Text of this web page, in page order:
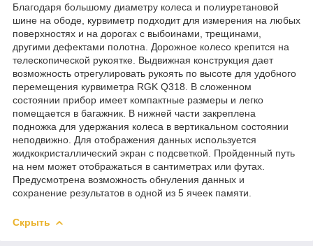
Благодаря большому диаметру колеса и полиуретановой
шине на ободе, курвиметр подходит для измерения на любых
поверхностях и на дорогах с выбоинами, трещинами,
другими дефектами полотна. Дорожное колесо крепится на
телескопической рукоятке. Выдвижная конструкция дает
возможность отрегулировать рукоять по высоте для удобного
перемещения курвиметра RGK Q318. В сложенном
состоянии прибор имеет компактные размеры и легко
помещается в багажник. В нижней части закреплена
подножка для удержания колеса в вертикальном состоянии
неподвижно. Для отображения данных используется
жидкокристаллический экран с подсветкой. Пройденный путь
на нем может отображаться в сантиметрах или футах.
Предусмотрена возможность обнуления данных и
сохранение результатов в одной из 5 ячеек памяти.
Скрыть